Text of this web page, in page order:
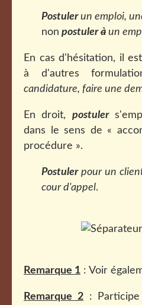
Postulerun emploi,
non postulerà un
En cas d'hésitation, il
à d'autres
candidature, faire une
En droit, postuler
dans le sens de «
procédure ».
Postulerpour un
cour d'appel.
Remarque 1 : Voir
Remarque 2: Participe